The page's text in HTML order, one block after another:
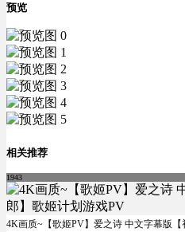
预览
相关推荐
1943
4K画质~【歌姬PV】爱之诗 中文字幕版